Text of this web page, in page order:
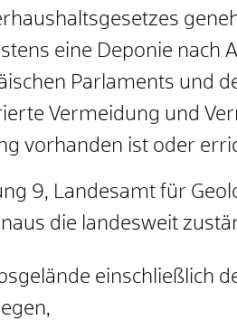
eine Deponie nach
Parlaments und
Vermeidung und
vorhanden ist oder
9, Landesamt für
die landesweit
einschließlich